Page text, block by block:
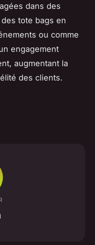
dans des
tote bags en
ou comme
engagement
augmentant la
des clients.